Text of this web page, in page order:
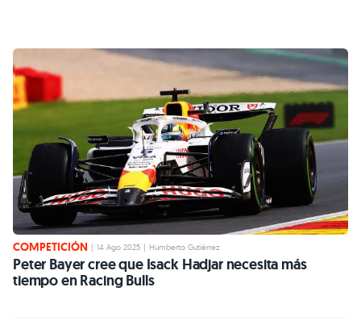
COMPETICIÓN | 14 Ago 2025 | Humberto Gutiérrez
Peter Bayer cree que Isack Hadjar necesita más
tiempo en Racing Bulls